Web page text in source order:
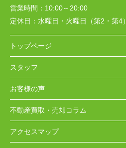
営業時間： 10:00～20:00
定休日： 水曜日・火曜日（第2・第4）
トップページ
スタッフ
お客様の声
不動産買取・売却コラム
アクセスマップ